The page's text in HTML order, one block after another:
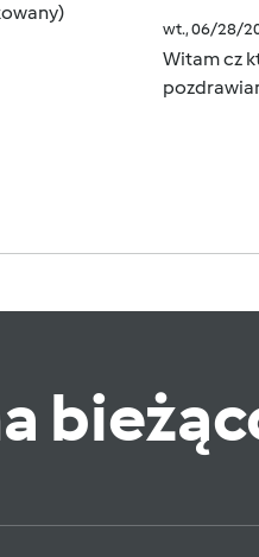
wt., 06/28/
Witam cz